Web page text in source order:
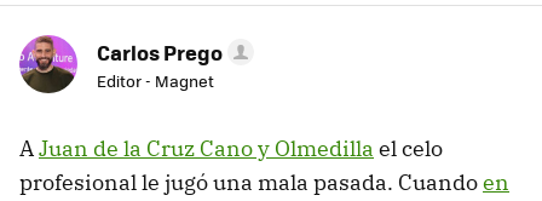
Carlos Prego
Editor - Magnet
AJuan de la Cruz Cano y Olmedilla el celo
profesional le jugó una mala pasada. Cuandoen